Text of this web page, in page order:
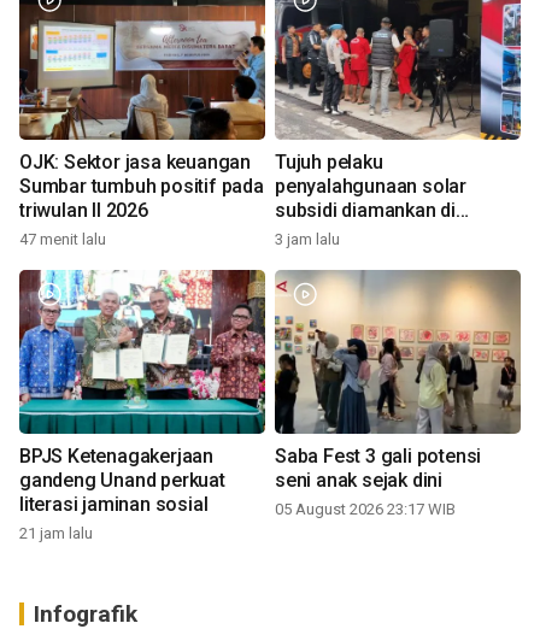
OJK: Sektor jasa keuangan
Sumbar tumbuh positif pada
triwulan II 2026
47 menit lalu
Tujuh pelaku
penyalahgunaan solar
subsidi diamankan di
Sumbar
3 jam lalu
BPJS Ketenagakerjaan
gandeng Unand perkuat
literasi jaminan sosial
21 jam lalu
Saba Fest 3 gali potensi
seni anak sejak dini
05 August 2026 23:17 WIB
Infografik